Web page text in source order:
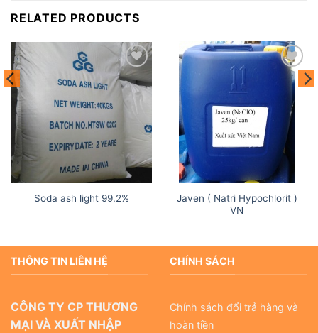
RELATED PRODUCTS
Add to
wishlist
Soda ash light 99.2%
Add to
wishlist
Javen ( Natri Hypochlorit )
VN
THÔNG TIN LIÊN HỆ
CÔNG TY CP THƯƠNG
MẠI VÀ XUẤT NHẬP
CHÍNH SÁCH
Chính sách đổi trả hàng và
hoàn tiền